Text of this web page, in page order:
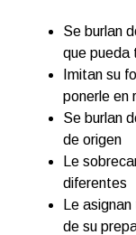
Se burlan
que pueda
Imitan su
ponerle en
Se burlan
de origen
Le
diferentes
Le
de su